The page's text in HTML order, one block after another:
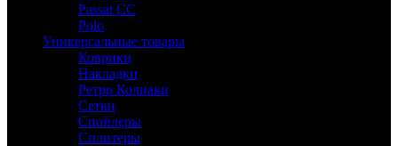
Passat CC
Polo
Универсальные товары
Коврики
Накладки
Ретро Колпаки
Сетки
Спойлеры
Сплитеры